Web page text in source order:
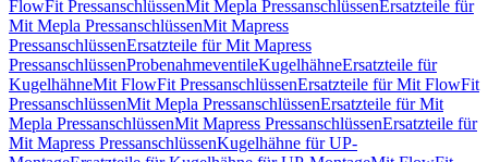
FlowFit PressanschlüssenMit Mepla PressanschlüssenErsatzteile für
Mit Mepla PressanschlüssenMit Mapress
PressanschlüssenErsatzteile für Mit Mapress
PressanschlüssenProbenahmeventileKugelhähneErsatzteile für
KugelhähneMit FlowFit PressanschlüssenErsatzteile für Mit FlowFit
PressanschlüssenMit Mepla PressanschlüssenErsatzteile für Mit
Mepla PressanschlüssenMit Mapress PressanschlüssenErsatzteile für
Mit Mapress PressanschlüssenKugelhähne für UP-